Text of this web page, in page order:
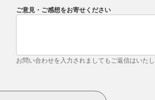
ご意見・ご感想をお寄せください
お問い合わせを入力されましてもご返信はいた